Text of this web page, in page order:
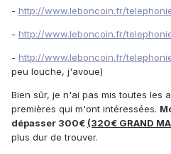
- http://www.leboncoin.fr/
- http://www.leboncoin.fr/
- http://www.leboncoin.fr/
peu louche, j'avoue)
Bien sûr, je n'ai pas mis toutes les
premières qui m'ont intéressées.
dépasser 300€ (320€ GRAND
plus dur de trouver.